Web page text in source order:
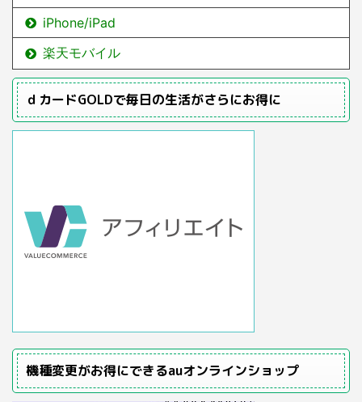
iPhone/iPad
楽天モバイル
ｄカードGOLDで毎日の生活がさらにお得に
機種変更がお得にできるauオンラインショップ